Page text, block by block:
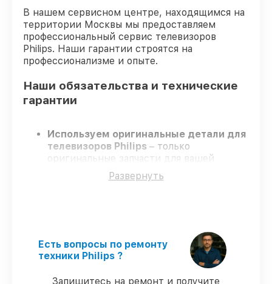
В нашем сервисном центре, находящимся на
территории Москвы мы предоставляем
профессиональный сервис телевизоров
Philips. Наши гарантии строятся на
профессионализме и опыте.
Наши обязательства и технические
гарантии
Используем оригинальные детали для
телевизоров Philips – только
оригинальные запчасти для вашей
Опытные мастера– проходят строгий
телевизоров Philips без бесконечных
переносов.
Поддержка после ремонта – на все
услуги и детали для телевизоров Philips
предоставляется официальное
Развернуть
Есть вопросы по ремонту
техники Philips ?
Запишитесь на ремонт и получите